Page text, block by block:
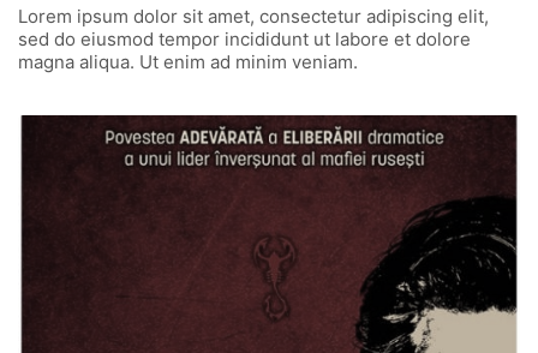
Lorem ipsum dolor sit amet, consectetur adipiscing elit,
sed do eiusmod tempor incididunt ut labore et dolore
magna aliqua. Ut enim ad minim veniam.